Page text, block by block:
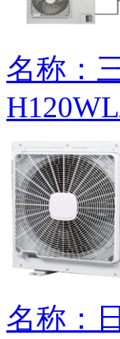
名称：
名称：